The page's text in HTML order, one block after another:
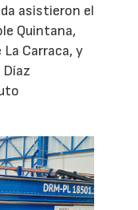
asistieron el
Quintana,
Carraca, y